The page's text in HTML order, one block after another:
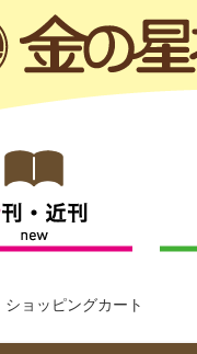
ショッピングカート